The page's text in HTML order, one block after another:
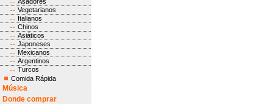
Vegetarianos
Italianos
Chinos
Asiáticos
Japoneses
Mexicanos
Argentinos
Turcos
Comida Rápida
Música
Donde comprar